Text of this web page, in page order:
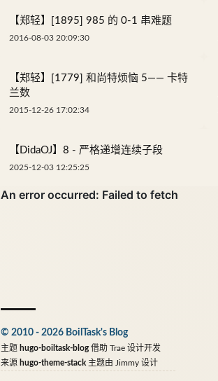
【郑轻】[1895] 985 的 0-1 串难题
2016-08-03 20:09:30
【郑轻】[1779] 和尚特烦恼 5—— 卡特
兰数
2015-12-26 17:02:34
【DidaOJ】8 - 严格递增连续子段
2025-12-03 12:25:25
© 2010 - 2026 BoilTask's Blog
主题 hugo-boiltask-blog借助 Trae 设计开发
来源 hugo-theme-stack 主题由 Jimmy 设计